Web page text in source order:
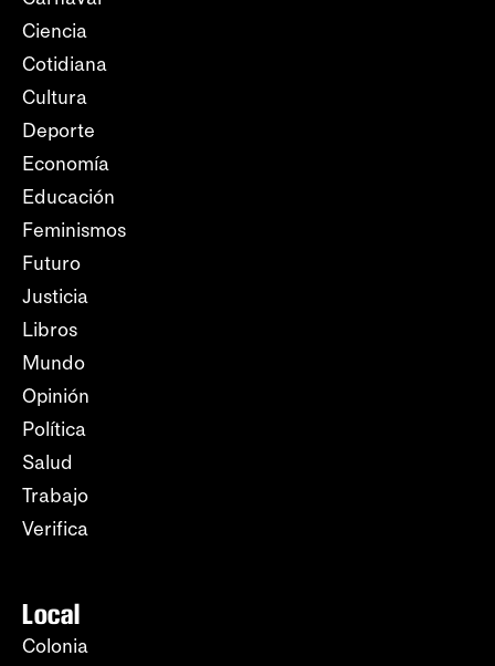
Ciencia
Cotidiana
Cultura
Deporte
Economía
Educación
Feminismos
Futuro
Justicia
Libros
Mundo
Opinión
Política
Salud
Trabajo
Verifica
Local
Colonia